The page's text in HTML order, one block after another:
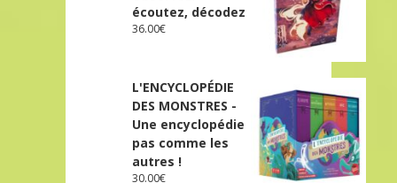
écoutez, décodez
36.00€
L'ENCYCLOPÉDIE
DES MONSTRES -
Une encyclopédie
pas comme les
autres !
30.00€